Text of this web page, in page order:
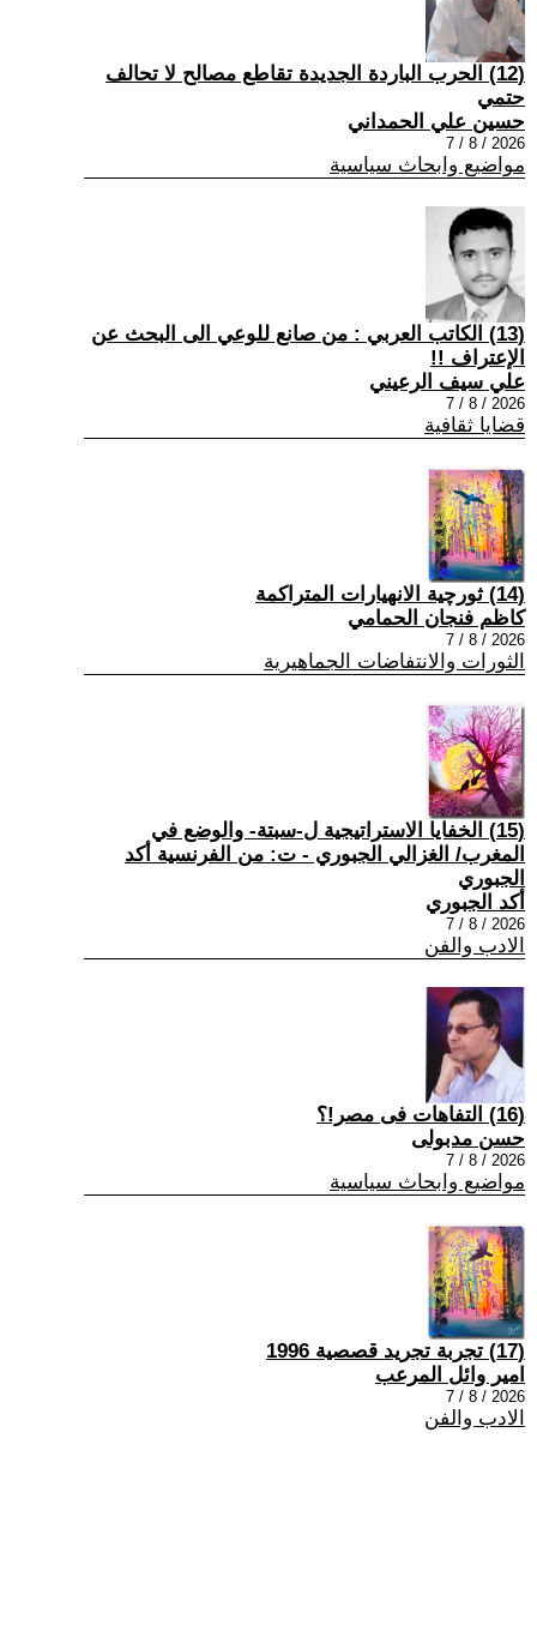
(12) الحرب الباردة الجديدة تقاطع مصالح لا تحالف
حتمي
حسين علي الحمداني
2026 / 8 / 7
مواضيع وابحاث سياسية
(13) الكاتب العربي : من صانع للوعي الى البحث عن
الإعتراف !!
علي سيف الرعيني
2026 / 8 / 7
قضايا ثقافية
(14) ثورچية الانهيارات المتراكمة
كاظم فنجان الحمامي
2026 / 8 / 7
الثورات والانتفاضات الجماهيرية
(15) الخفايا الاستراتيجية ل-سبتة- والوضع في
المغرب/ الغزالي الجبوري - ت: من الفرنسية أكد
الجبوري
أكد الجبوري
2026 / 8 / 7
الادب والفن
(16) التفاهات فى مصر!؟
حسن مدبولى
2026 / 8 / 7
مواضيع وابحاث سياسية
(17) تجربة تجريد قصصية 1996
امير وائل المرعب
2026 / 8 / 7
الادب والفن